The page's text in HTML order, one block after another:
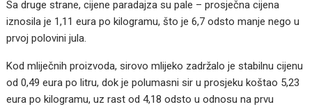
Sa druge strane, cijene paradajza su pale – prosječna cijena
iznosila je 1,11 eura po kilogramu, što je 6,7 odsto manje nego u
prvoj polovini jula.
Kod mliječnih proizvoda, sirovo mlijeko zadržalo je stabilnu cijenu
od 0,49 eura po litru, dok je polumasni sir u prosjeku koštao 5,23
eura po kilogramu, uz rast od 4,18 odsto u odnosu na prvu